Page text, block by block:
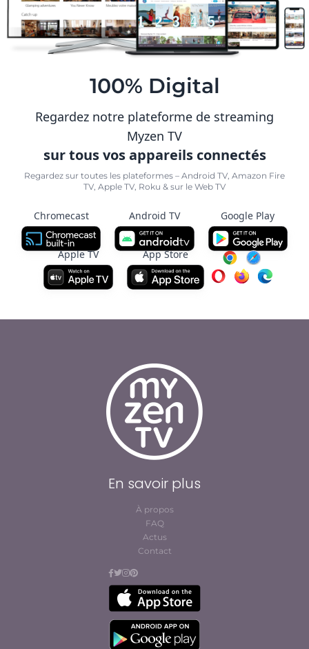
100% Digital
Regardez notre plateforme de streaming
Myzen TV
sur tous vos appareils connectés
Regardez sur toutes les plateformes – Android TV, Amazon Fire
TV, Apple TV, Roku & sur le Web TV
Chromecast Android TV Google Play
Apple TV App Store
En savoir plus
À propos
FAQ
Actus
Contact